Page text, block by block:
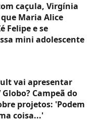
caçula, Virgínia
Maria Alice
Felipe e se
mini adolescente
vai apresentar
Campeã do
projetos: 'Podem
coisa...'